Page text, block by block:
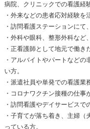
病院、クリニックでの看護経
・外来などの患者応対経験を
・訪問看護ステーションにて
・外科や眼科、整形外科など
・正看護師として地元で働き
・アルバイトやパートなど
い方。
・派遣社員や単発での看護業
・コロナワクチン接種の仕事
・訪問看護やデイサービスで
・子育てが落ち着き、主婦
っている方。